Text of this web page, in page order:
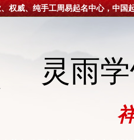
权威、纯手工周易起名中心，中国
灵雨